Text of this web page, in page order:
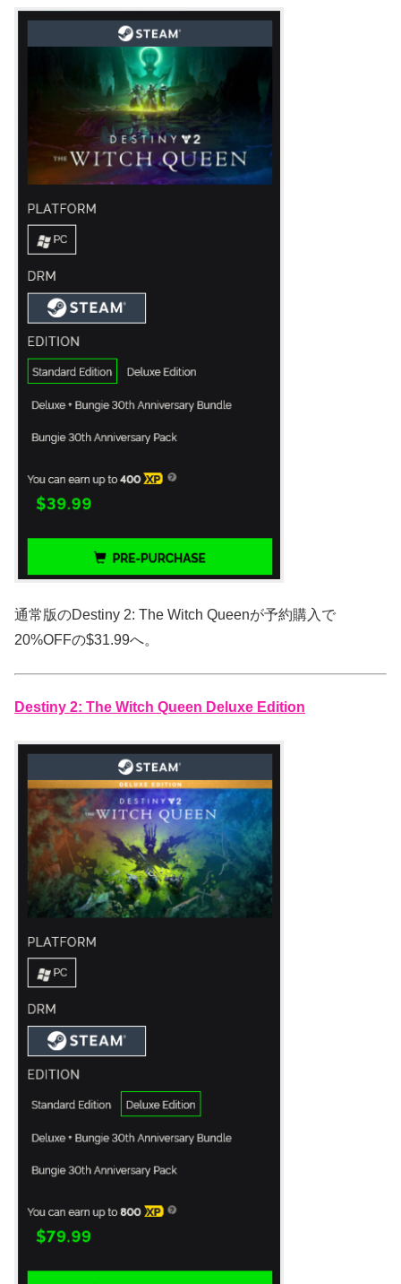
通常版のDestiny 2: The Witch Queenが予約購入で
20%OFFの$31.99へ。
Destiny 2: The Witch Queen Deluxe Edition